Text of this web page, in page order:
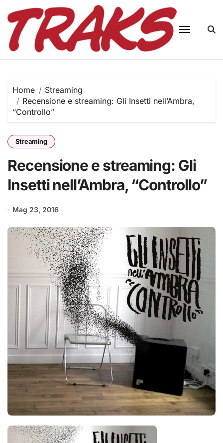
content
Home
Streaming
Recensione e streaming: Gli Insetti nell’Ambra,
“Controllo”
Streaming
Recensione e streaming: Gli
Insetti nell’Ambra, “Controllo”
Mag 23, 2016